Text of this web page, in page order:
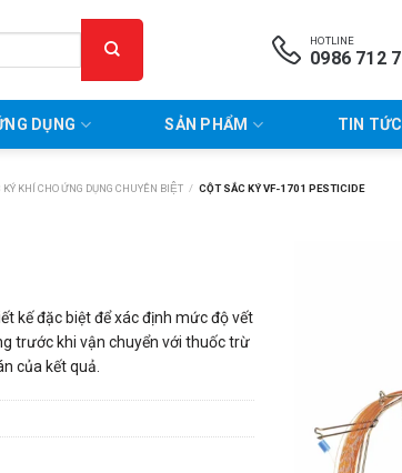
HOTLINE
0986 712
DỤNG SẢN PHẨM TIN
KÝ KHÍ CHO ỨNG DỤNG CHUYÊN BIỆT / CỘT SẮC KÝ VF-1701 PESTICIDE
kế đặc biệt để xác định mức độ vết
trước khi vận chuyển với thuốc trừ
của kết quả.